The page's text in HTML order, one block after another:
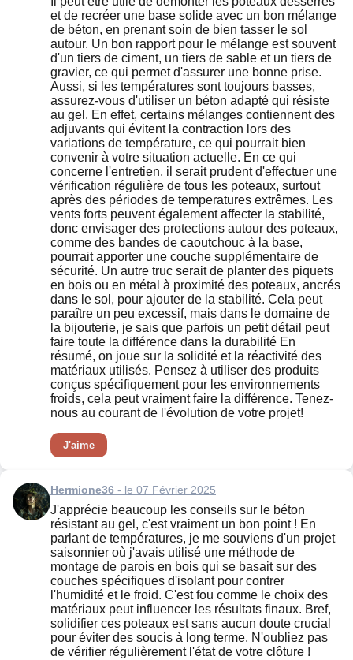
et de recréer une base solide avec un bon mélange
de béton, en prenant soin de bien tasser le sol
autour. Un bon rapport pour le mélange est souvent
d'un tiers de ciment, un tiers de sable et un tiers de
gravier, ce qui permet d'assurer une bonne prise.
Aussi, si les températures sont toujours basses,
assurez-vous d'utiliser un béton adapté qui résiste
au gel. En effet, certains mélanges contiennent des
adjuvants qui évitent la contraction lors des
variations de température, ce qui pourrait bien
convenir à votre situation actuelle. En ce qui
concerne l'entretien, il serait prudent d'effectuer une
vérification régulière de tous les poteaux, surtout
après des périodes de temperatures extrêmes. Les
vents forts peuvent également affecter la stabilité,
donc envisager des protections autour des poteaux,
comme des bandes de caoutchouc à la base,
pourrait apporter une couche supplémentaire de
sécurité. Un autre truc serait de planter des piquets
en bois ou en métal à proximité des poteaux, ancrés
dans le sol, pour ajouter de la stabilité. Cela peut
paraître un peu excessif, mais dans le domaine de
la bijouterie, je sais que parfois un petit détail peut
faire toute la différence dans la durabilité En
résumé, on joue sur la solidité et la réactivité des
matériaux utilisés. Pensez à utiliser des produits
conçus spécifiquement pour les environnements
froids, cela peut vraiment faire la différence. Tenez-
nous au courant de l'évolution de votre projet!
J'aime
Hermione36 - le 07 Février 2025
J'apprécie beaucoup les conseils sur le béton
résistant au gel, c'est vraiment un bon point ! En
parlant de températures, je me souviens d'un projet
saisonnier où j'avais utilisé une méthode de
montage de parois en bois qui se basait sur des
couches spécifiques d'isolant pour contrer
l'humidité et le froid. C'est fou comme le choix des
matériaux peut influencer les résultats finaux. Bref,
solidifier ces poteaux est sans aucun doute crucial
pour éviter des soucis à long terme. N'oubliez pas
de vérifier régulièrement l'état de votre clôture !